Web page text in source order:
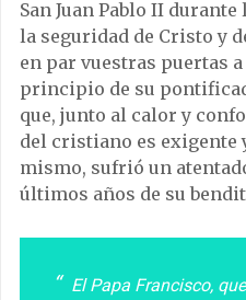
San Juan Pablo II
la seguridad de Cristo y
en par vuestras puertas
principio de su
que, junto al calor y
del cristiano es exigente
mismo, sufrió un
últimos años de su
El Papa Francisco,